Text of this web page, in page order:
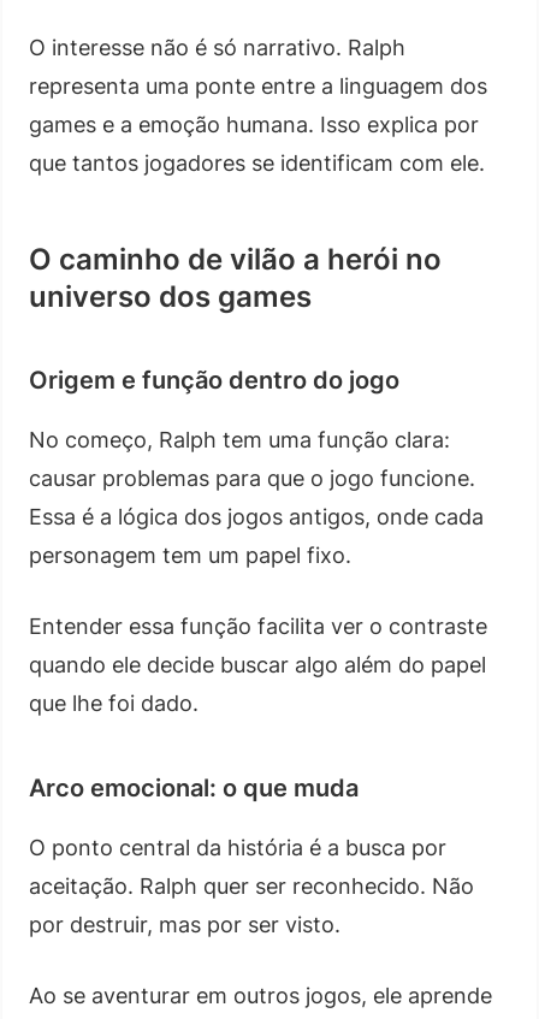
O interesse não é só narrativo. Ralph
representa uma ponte entre a linguagem dos
games e a emoção humana. Isso explica por
que tantos jogadores se identificam com ele.
O caminho de vilão a herói no
universo dos games
Origem e função dentro do jogo
No começo, Ralph tem uma função clara:
causar problemas para que o jogo funcione.
Essa é a lógica dos jogos antigos, onde cada
personagem tem um papel fixo.
Entender essa função facilita ver o contraste
quando ele decide buscar algo além do papel
que lhe foi dado.
Arco emocional: o que muda
O ponto central da história é a busca por
aceitação. Ralph quer ser reconhecido. Não
por destruir, mas por ser visto.
Ao se aventurar em outros jogos, ele aprende